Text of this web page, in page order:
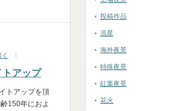
トアップ
トアップを頂
150年におよ
投稿作品
流星
海外夜景
特殊夜景
紅葉夜景
花火